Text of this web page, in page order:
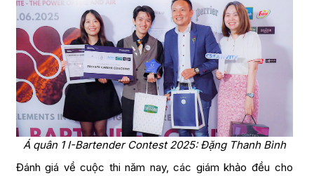
Á quân 1 I-Bartender Contest 2025: Đặng Thanh Bình
Đánh giá về cuộc thi năm nay, các giám khảo đều cho